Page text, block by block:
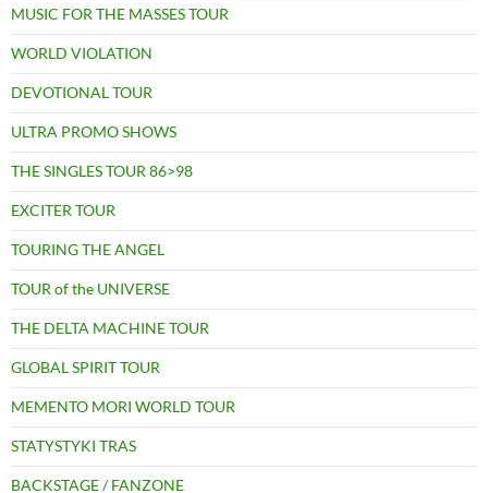
MUSIC FOR THE MASSES TOUR
WORLD VIOLATION
DEVOTIONAL TOUR
ULTRA PROMO SHOWS
THE SINGLES TOUR 86>98
EXCITER TOUR
TOURING THE ANGEL
TOUR of the UNIVERSE
THE DELTA MACHINE TOUR
GLOBAL SPIRIT TOUR
MEMENTO MORI WORLD TOUR
STATYSTYKI TRAS
BACKSTAGE / FANZONE